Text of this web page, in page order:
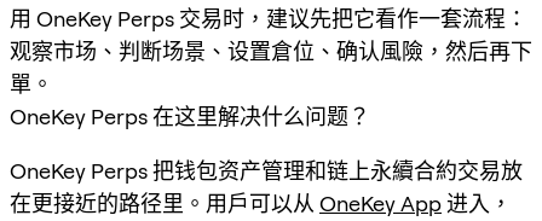
用 OneKey Perps 交易时，建议先把它看作一套流程：
观察市场、判断场景、设置倉位、确认風險，然后再下
單。
OneKey Perps 在这里解决什么问题？
OneKey Perps 把钱包资产管理和链上永續合約交易放
在更接近的路径里。用戶可以从 OneKey App进入，